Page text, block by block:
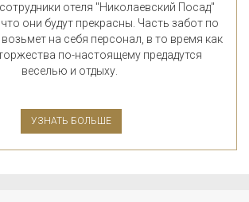
отеля "Николаевский Посад"
они будут прекрасны. Часть забот по
на себя персонал, в то время как
по-настоящему предадутся
веселью и отдыху.
УЗНАТЬ БОЛЬШЕ